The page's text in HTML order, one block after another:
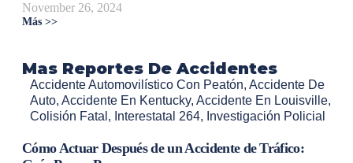
November 26, 2024
Más >>
Mas Reportes De Accidentes
Accidente Automovilístico Con Peatón, Accidente De
Auto, Accidente En Kentucky, Accidente En Louisville,
Colisión Fatal , Interestatal 264, Investigación Policial
Cómo Actuar Después de un Accidente de Tráfico: